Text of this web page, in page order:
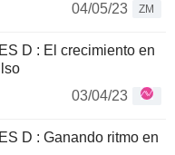
04/05/23
ZM
D : El crecimiento en
03/04/23
D : Ganando ritmo en